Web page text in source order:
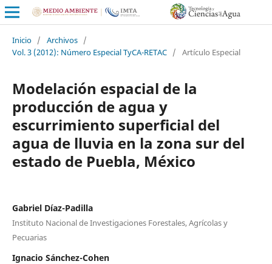
Inicio / Archivos /
Vol. 3 (2012): Número Especial TyCA-RETAC / Artículo Especial
Modelación espacial de la
producción de agua y
escurrimiento superficial del
agua de lluvia en la zona sur del
estado de Puebla, México
Gabriel Díaz-Padilla
Instituto Nacional de Investigaciones Forestales, Agrícolas y
Pecuarias
Ignacio Sánchez-Cohen